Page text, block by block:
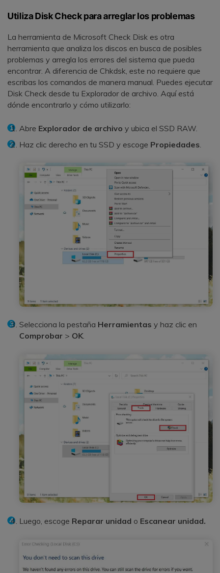
Utiliza Disk Check para arreglar los problemas
La herramienta de Microsoft Check Disk es otra
herramienta que analiza los discos en busca de posibles
problemas y arregla los errores del sistema que pueda
encontrar. A diferencia de Chkdsk, este no requiere que
escribas los comandos de manera manual. Puedes ejecutar
Disk Check desde tu Explorador de archivo. Aquí está
dónde encontrarlo y cómo utilizarlo:
Abre Explorador de archivo y ubica el SSD RAW.
Haz clic derecho en tu SSD y escoge Propiedades
Selecciona la pestaña Herramientas y haz clic en
Comprobar > OK.
Luego, escoge Reparar unidad o Escanear unidad.